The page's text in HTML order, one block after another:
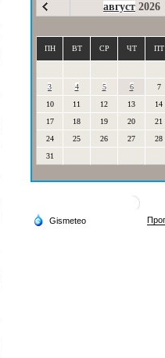
август 2026
ПН ВТ СР ЧТ ПТ
3
4 5 6 7
10
11 12 13 14
17
18 19 20 21
24
25 26 27 28
31